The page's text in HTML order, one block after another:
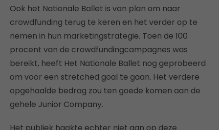
Ook het Nationale Ballet is van plan om naar
crowdfunding terug te keren en het verder op te
nemen in hun marketingstrategie. Toen de 100
procent van de crowdfundingcampagnes was
bereikt, heeft Het Nationale Ballet nog geprobeerd
om voor een stretched goal te gaan. Het verdere
opgehaalde bedrag zou ten goede komen aan de
gehele Junior Company.
Het publiek haakte echter niet aan op deze